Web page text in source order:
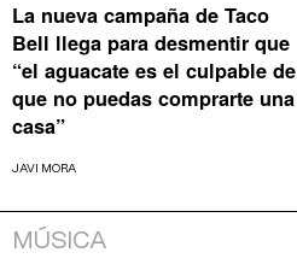
La nueva campaña de Taco
Bell llega para desmentir que
“el aguacate es el culpable de
que no puedas comprarte una
casa”
JAVI MORA
MÚSICA